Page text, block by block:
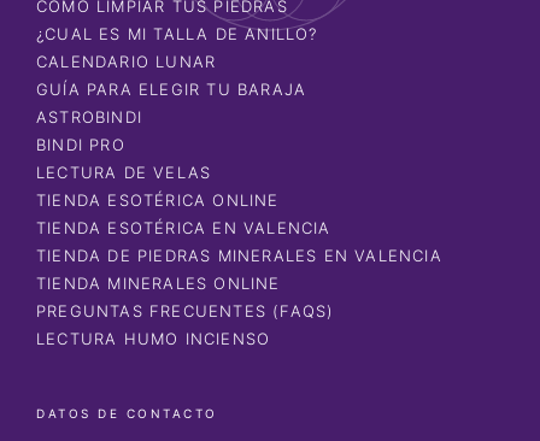
CÓMO LIMPIAR TUS PIEDRAS
¿CUAL ES MI TALLA DE ANILLO?
CALENDARIO LUNAR
GUÍA PARA ELEGIR TU BARAJA
ASTROBINDI
BINDI PRO
LECTURA DE VELAS
TIENDA ESOTÉRICA ONLINE
TIENDA ESOTÉRICA EN VALENCIA
TIENDA DE PIEDRAS MINERALES EN VALENCIA
TIENDA MINERALES ONLINE
PREGUNTAS FRECUENTES (FAQS)
LECTURA HUMO INCIENSO
DATOS DE CONTACTO